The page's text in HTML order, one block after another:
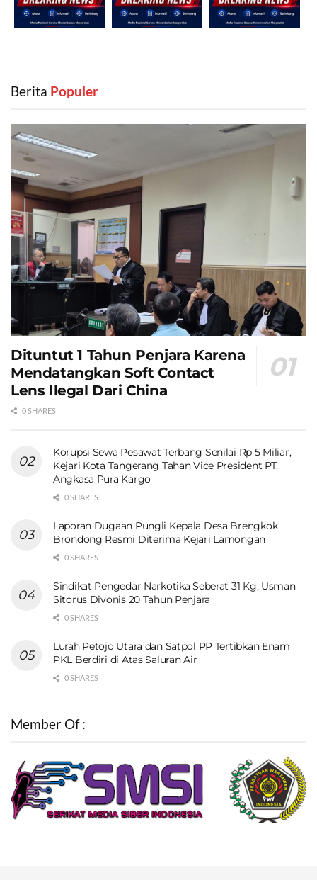
Berita ‎ Populer
Dituntut 1 Tahun Penjara Karena
Mendatangkan Soft Contact
Lens Ilegal Dari China
0 SHARES
Korupsi Sewa Pesawat Terbang Senilai Rp 5 Miliar,
Kejari Kota Tangerang Tahan Vice President PT.
Angkasa Pura Kargo
0 SHARES
Laporan Dugaan Pungli Kepala Desa Brengkok
Brondong Resmi Diterima Kejari Lamongan
0 SHARES
Sindikat Pengedar Narkotika Seberat 31 Kg, Usman
Sitorus Divonis 20 Tahun Penjara
0 SHARES
Lurah Petojo Utara dan Satpol PP Tertibkan Enam
PKL Berdiri di Atas Saluran Air
0 SHARES
Member Of :